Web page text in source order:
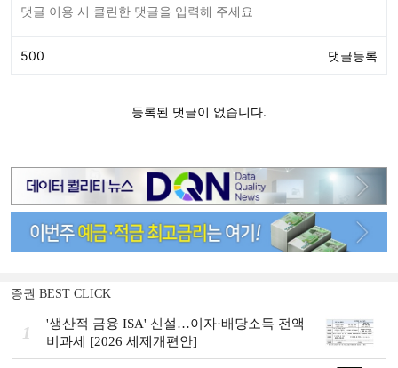
증권 BEST CLICK
1
'생산적 금융 ISA' 신설…이자·배당소득 전액
비과세 [2026 세제개편안]